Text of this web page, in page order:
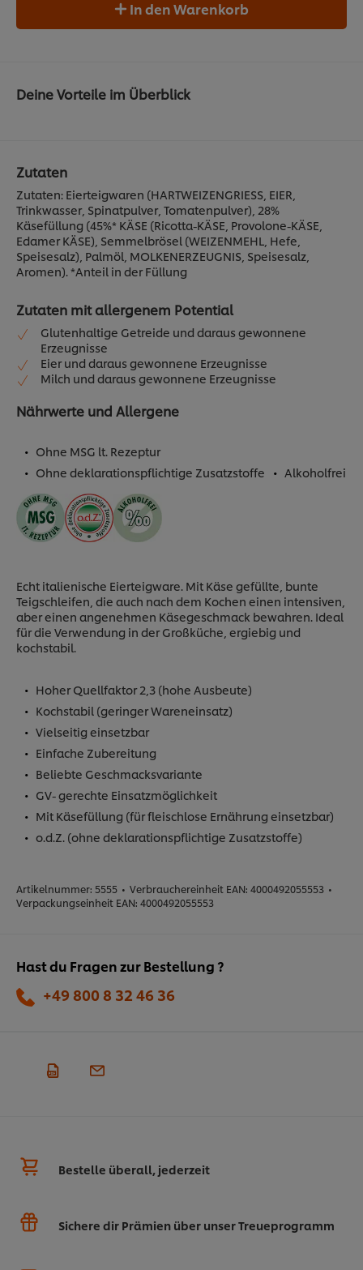
In den Warenkorb
Deine Vorteile im Überblick
Zutaten
Zutaten: Eierteigwaren (HARTWEIZENGRIESS, EIER,
Trinkwasser, Spinatpulver, Tomatenpulver), 28%
Käsefüllung (45%* KÄSE (Ricotta-KÄSE, Provolone-KÄSE,
Edamer KÄSE), Semmelbrösel (WEIZENMEHL, Hefe,
Speisesalz), Palmöl, MOLKENERZEUGNIS, Speisesalz,
Aromen). *Anteil in der Füllung
Zutaten mit allergenem Potential
Glutenhaltige Getreide und daraus gewonnene
Erzeugnisse
Eier und daraus gewonnene Erzeugnisse
Milch und daraus gewonnene Erzeugnisse
Nährwerte und Allergene
Ohne MSG lt. Rezeptur
Ohne deklarationspflichtige Zusatzstoffe
Alkoholfrei
Echt italienische Eierteigware. Mit Käse gefüllte, bunte
Teigschleifen, die auch nach dem Kochen einen intensiven,
aber einen angenehmen Käsegeschmack bewahren. Ideal
für die Verwendung in der Großküche, ergiebig und
kochstabil.
Hoher Quellfaktor 2,3 (hohe Ausbeute)
Kochstabil (geringer Wareneinsatz)
Vielseitig einsetzbar
Einfache Zubereitung
Beliebte Geschmacksvariante
GV- gerechte Einsatzmöglichkeit
Mit Käsefüllung (für fleischlose Ernährung einsetzbar)
o.d.Z. (ohne deklarationspflichtige Zusatzstoffe)
Artikelnummer: 5555 • Verbrauchereinheit EAN: 4000492055553 •
Verpackungseinheit EAN: 4000492055553
Hast du Fragen zur Bestellung ?
+49 800 8 32 46 36
Bestelle überall, jederzeit
Sichere dir Prämien über unser Treueprogramm